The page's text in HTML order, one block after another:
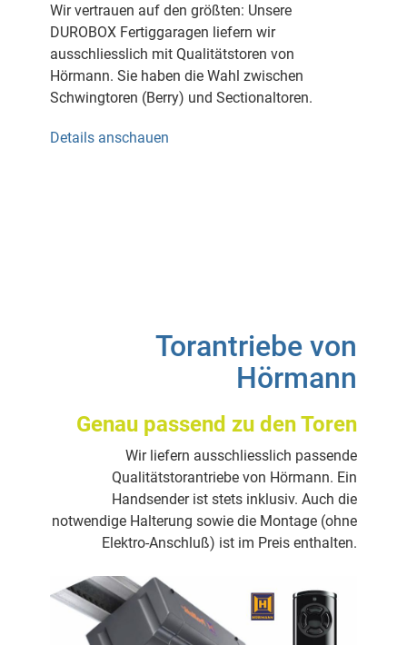
Wir vertrauen auf den größten: Unsere
DUROBOX Fertiggaragen liefern wir
ausschliesslich mit Qualitätstoren von
Hörmann. Sie haben die Wahl zwischen
Schwingtoren (Berry) und Sectionaltoren.
Details anschauen
Torantriebe von
Hörmann
Genau passend zu den Toren
Wir liefern ausschliesslich passende
Qualitätstorantriebe von Hörmann. Ein
Handsender ist stets inklusiv. Auch die
notwendige Halterung sowie die Montage (ohne
Elektro-Anschluß) ist im Preis enthalten.